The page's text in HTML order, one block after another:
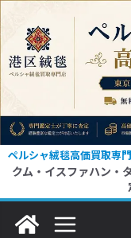
ペルシャ絨毯高価買取専
クム・イスファハン・